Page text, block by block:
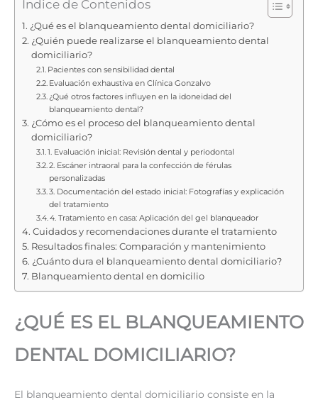
Índice de Contenidos
¿Qué es el blanqueamiento dental domiciliario?
¿Quién puede realizarse el blanqueamiento dental
domiciliario?
Pacientes con sensibilidad dental
Evaluación exhaustiva en Clínica Gonzalvo
¿Qué otros factores influyen en la idoneidad del
blanqueamiento dental?
¿Cómo es el proceso del blanqueamiento dental
domiciliario?
1. Evaluación inicial: Revisión dental y periodontal
2. Escáner intraoral para la confección de férulas
personalizadas
3. Documentación del estado inicial: Fotografías y explicación
del tratamiento
4. Tratamiento en casa: Aplicación del gel blanqueador
Cuidados y recomendaciones durante el tratamiento
Resultados finales: Comparación y mantenimiento
¿Cuánto dura el blanqueamiento dental domiciliario?
Blanqueamiento dental en domicilio
¿QUÉ ES EL BLANQUEAMIENTO
DENTAL DOMICILIARIO?
El blanqueamiento dental domiciliario consiste en la